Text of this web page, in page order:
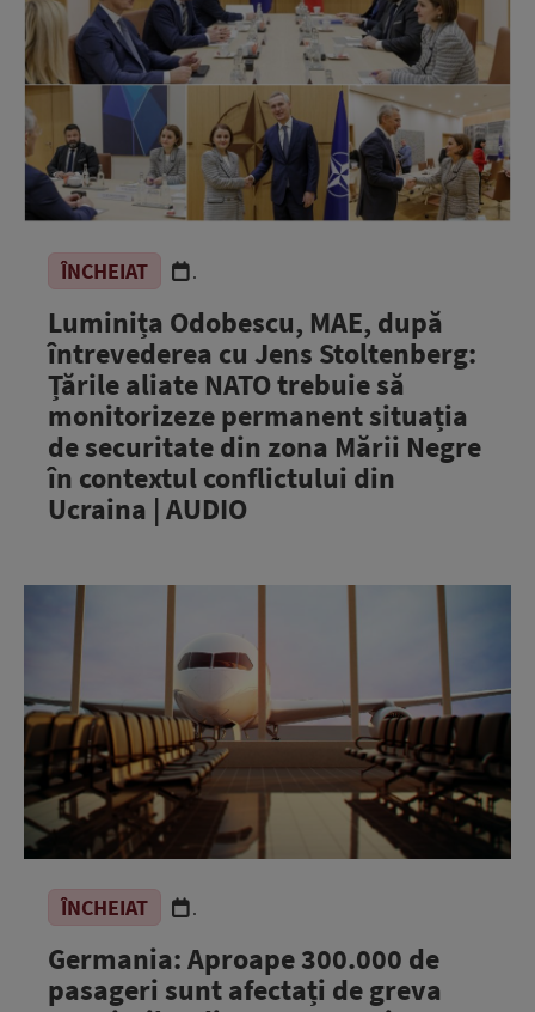
ÎNCHEIAT .
Luminița Odobescu, MAE, după
întrevederea cu Jens Stoltenberg:
Țările aliate NATO trebuie să
monitorizeze permanent situația
de securitate din zona Mării Negre
în contextul conflictului din
Ucraina | AUDIO
ÎNCHEIAT .
Germania: Aproape 300.000 de
pasageri sunt afectați de greva